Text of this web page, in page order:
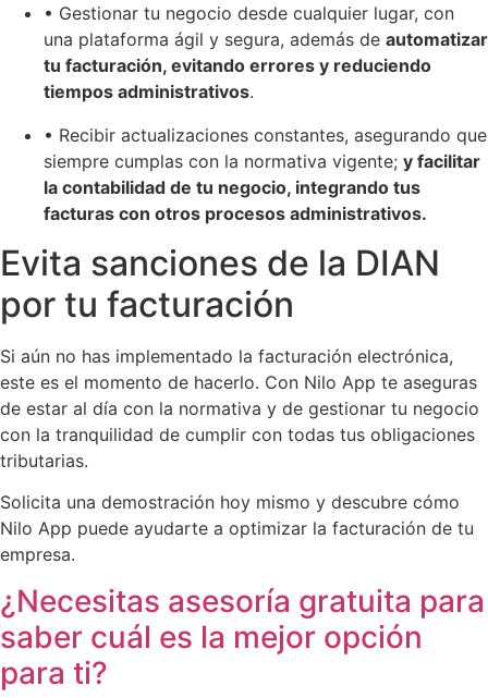
• Gestionar tu negocio desde cualquier lugar, con
una plataforma ágil y segura, además de automatizar
tu facturación, evitando errores y reduciendo
tiempos administrativos.
• Recibir actualizaciones constantes, asegurando que
siempre cumplas con la normativa vigente; y facilitar
la contabilidad de tu negocio, integrando tus
facturas con otros procesos administrativos.
Evita sanciones de la DIAN
por tu facturación
Si aún no has implementado la facturación electrónica,
este es el momento de hacerlo. Con Nilo App te aseguras
de estar al día con la normativa y de gestionar tu negocio
con la tranquilidad de cumplir con todas tus obligaciones
tributarias.
Solicita una demostración hoy mismo y descubre cómo
Nilo App puede ayudarte a optimizar la facturación de tu
empresa.
¿Necesitas asesoría gratuita para
saber cuál es la mejor opción
para ti?